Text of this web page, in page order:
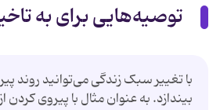
توصیه‌هایی برای به
با تغییر سبک زندگی می‌توانید روند
بیندازد. به عنوان مثال با پیروی کردن